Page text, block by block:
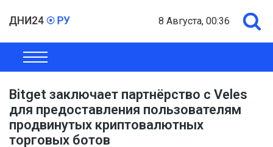
8 Августа, 00:36
ОБЩЕСТВО
Bitget заключает партнёрство с Veles
для предоставления пользователям
продвинутых криптовалютных
торговых ботов